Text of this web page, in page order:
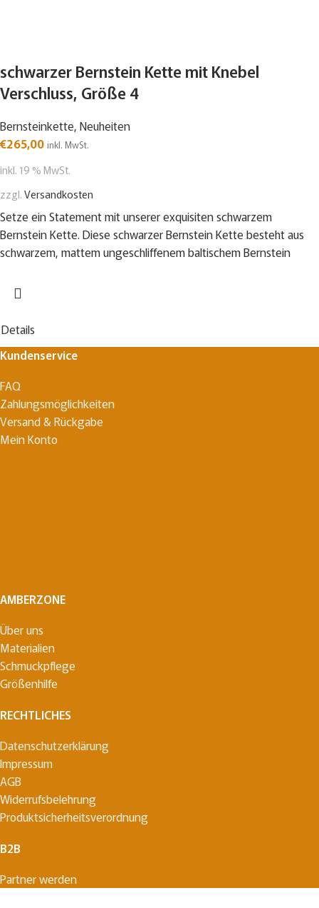
schwarzer Bernstein Kette mit Knebel
Verschluss, Größe 4
Bernsteinkette, Neuheiten
€265,00 inkl. MwSt.
inkl. 19 % MwSt.
zzgl.Versandkosten
Setze ein Statement mit unserer exquisiten schwarzem
Bernstein Kette. Diese schwarzer Bernstein Kette besteht aus
schwarzem, mattem ungeschliffenem baltischem Bernstein
Details
Kundenservice
FAQ
Zahlungsmöglichkeiten
Versand & Rückgabe
Mein Konto
AMBERZONE
Über uns
Materialien
Schmuckpflege
Größenhilfe
RECHTLICHES
Datenschutzerklärung
Impressum
AGB
Widerrufsbelehrung
Produktsicherheitsverordnung
B2B
Partner werden